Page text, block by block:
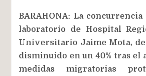
BARAHONA: La
laboratorio de Hospital
Universitario Jaime Mota, de
disminuido en un 40% tras el
medidas migratorias